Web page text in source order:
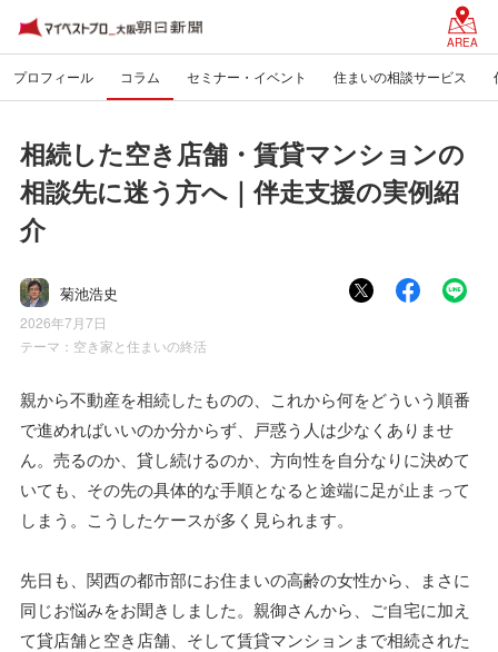
AREA
プロフィール コラム セミナー・イベント 住まいの相談サービス
相続した空き店舗・賃貸マンションの
相談先に迷う方へ｜伴走支援の実例紹
介
菊池浩史
2026年7月7日
テーマ： 空き家と住まいの終活
親から不動産を相続したものの、これから何をどういう順番
で進めればいいのか分からず、戸惑う人は少なくありませ
ん。売るのか、貸し続けるのか、方向性を自分なりに決めて
いても、その先の具体的な手順となると途端に足が止まって
しまう。こうしたケースが多く見られます。
先日も、関西の都市部にお住まいの高齢の女性から、まさに
同じお悩みをお聞きしました。親御さんから、ご自宅に加え
て貸店舗と空き店舗、そして賃貸マンションまで相続された